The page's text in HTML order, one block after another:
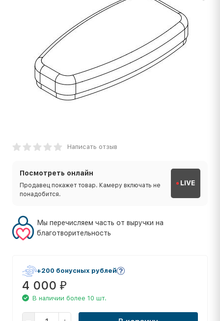
Написать отзыв
Посмотреть онлайн
Продавец покажет товар. Камеру включать не
понадобится.
LIVE
Мы перечисляем часть от выручки на
благотворительность
+200 бонусных рублей
4 000 ₽
В наличии более 10 шт.